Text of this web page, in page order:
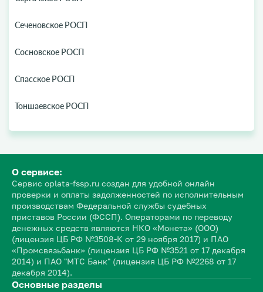
Сеченовское РОСП
Сосновское РОСП
Спасское РОСП
Тоншаевское РОСП
О сервисе:
Сервис oplata-fssp.ru создан для удобной онлайн
проверки и оплаты задолженностей по исполнительным
производствам Федеральной службы судебных
приставов России (ФССП). Операторами по переводу
денежных средств являются НКО «Монета» (ООО)
(лицензия ЦБ РФ №3508-К от 29 ноября 2017) и ПАО
«Промсвязьбанк» (лицензия ЦБ РФ №3521 от 17 декабря
2014) и ПАО "МТС Банк" (лицензия ЦБ РФ №2268 от 17
декабря 2014).
Основные разделы